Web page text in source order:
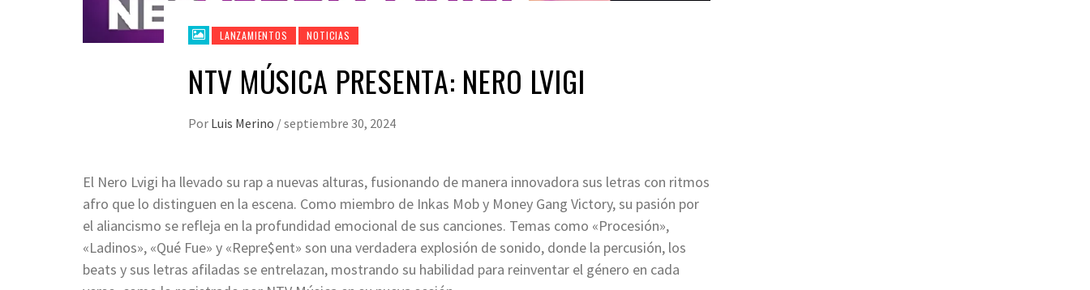
LANZAMIENTOS NOTICIAS
NTV MÚSICA PRESENTA: NERO LVIGI
Por Luis Merino /septiembre 30, 2024
El Nero Lvigi ha llevado su rap a nuevas alturas, fusionando de manera innovadora sus letras con ritmos
afro que lo distinguen en la escena. Como miembro de Inkas Mob y Money Gang Victory, su pasión por
el aliancismo se refleja en la profundidad emocional de sus canciones. Temas como «Procesión»,
«Ladinos», «Qué Fue» y «Repre$ent» son una verdadera explosión de sonido, donde la percusión, los
beats y sus letras afiladas se entrelazan, mostrando su habilidad para reinventar el género en cada